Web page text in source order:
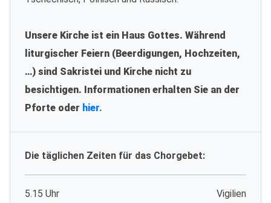
Unsere Kirche ist ein Haus Gottes. Während
liturgischer Feiern (Beerdigungen, Hochzeiten,
…) sind Sakristei und Kirche nicht zu
besichtigen. Informationen erhalten Sie an der
Pforte oder hier.
Die täglichen Zeiten für das Chorgebet:
5.15 Uhr Vigilien